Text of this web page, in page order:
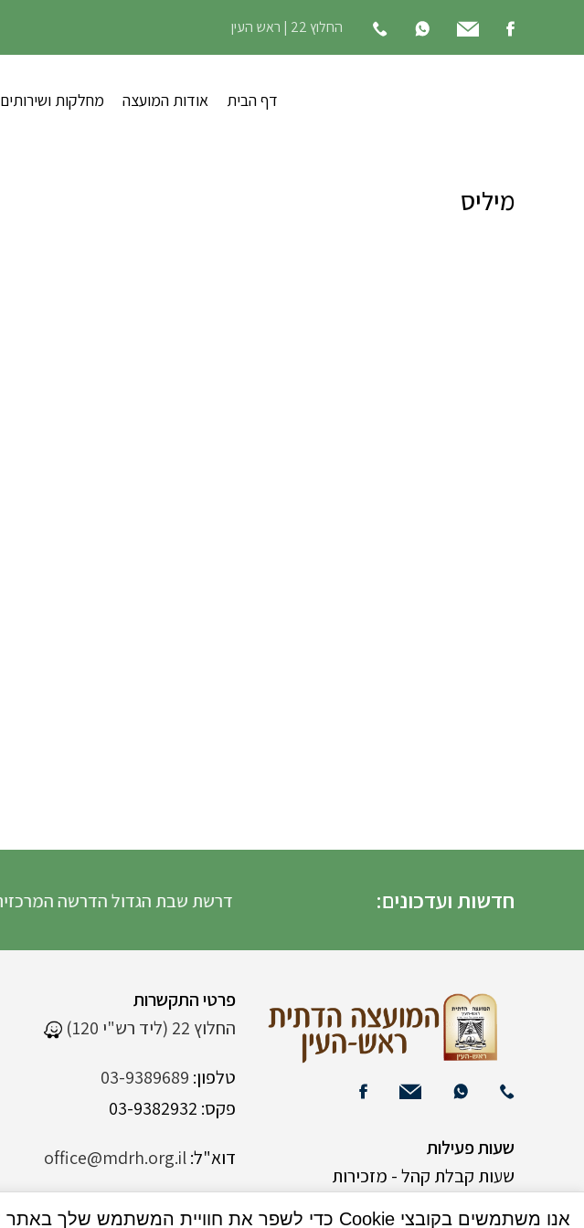
החלוץ 22 | ראש העין
דף הבית אודות המועצה מחלקות ושירותים
מיליס
חדשות ועדכונים: דרשת שבת הגדול הדרשה המרכזית
פרטי התקשרות
החלוץ 22 (ליד רש"י 120)
טלפון: 03-9389689
פקס: 03-9382932
דוא"ל:office@mdrh.org.il
שעות פעילות
שעות קבלת קהל - מזכירות
אנו משתמשים בקובצי Cookie כדי לשפר את חוויית המשתמש שלך באתר שלנו. על ידי גלישה באתר זה, הנך מסכים לשימוש שלנו בקובצי Cookie.